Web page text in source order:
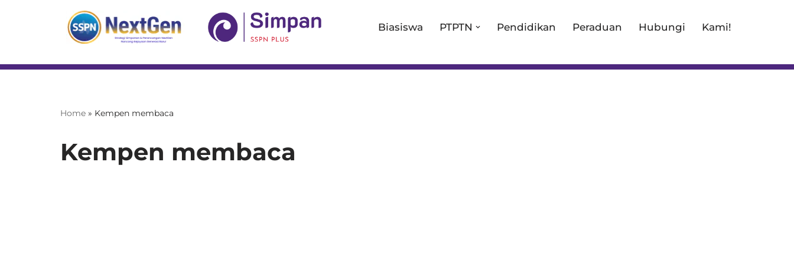
content
Biasiswa PTPTN Pendidikan Peraduan Hubungi Kami!
Home » Kempen membaca
Kempen membaca